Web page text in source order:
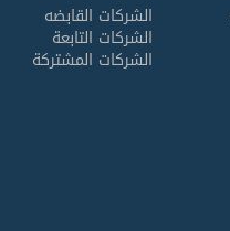
الشركات القابضه
الشركات التابعة
الشركات المشتركة